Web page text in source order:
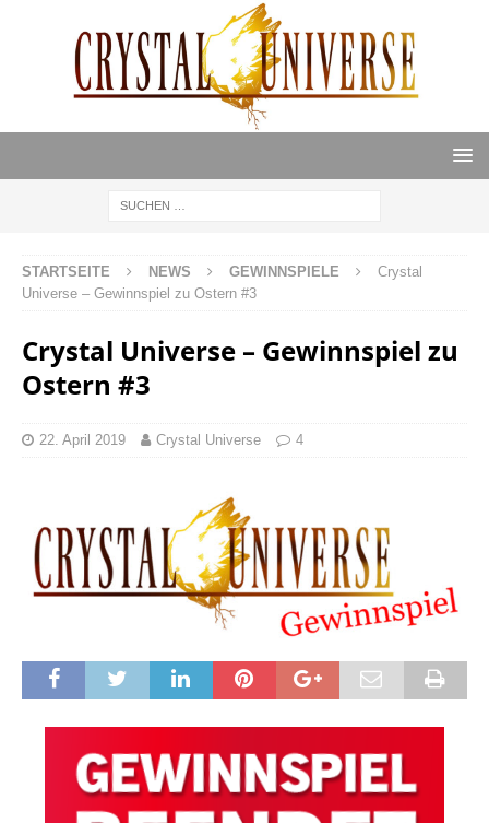
STARTSEITE NEWS GEWINNSPIELE
Crystal
Universe – Gewinnspiel zu Ostern #3
Crystal Universe – Gewinnspiel zu
Ostern #3
22. April 2019 Crystal Universe 4